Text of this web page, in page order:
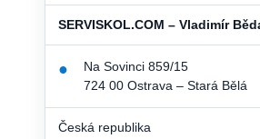
SERVISKOL.COM – Vladimír
●
Na Sovinci 859/15
724 00 Ostrava – Stará Bělá
Česká republika